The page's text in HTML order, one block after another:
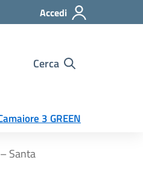
Accedi
Cerca
3 GREEN
Santa